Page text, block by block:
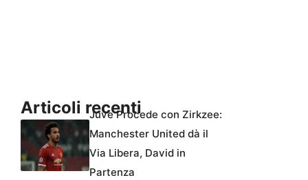
Articoli recentiJuve Procede con Zirkzee:
Manchester United dà il
Via Libera, David in
Partenza